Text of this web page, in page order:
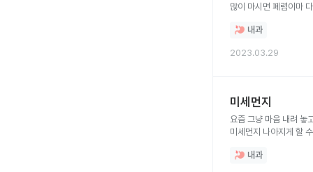
많이 마시면 폐렴이마
내과
2023.03.29
미세먼지
요즘 그냥 마음 내려 놓
미세먼지 나아지게 할
내과